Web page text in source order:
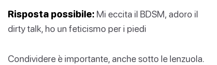
Risposta possibile: Mi eccita il BDSM, adoro il
dirty talk, ho un feticismo per i piedi
Condividere è importante, anche sotto le lenzuola.